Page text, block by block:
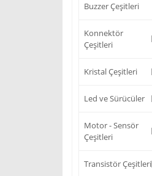
Buzzer Çeşitleri
Konnektör
Çeşitleri
Kristal Çeşitleri
Led ve Sürücüler
Motor - Sensör
Çeşitleri
Transistör Çeşitleri